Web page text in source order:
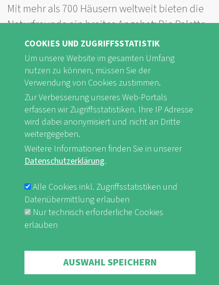
Mit mehr als 700 Häusern weltweit bieten die
Naturfreunde ein breites Angebot: Die Palette
reicht von Selbstversorgerhütten bis zu
Naturfreundehotels, von saisonal bis zu
ganzjährig bewirtschafteten Häusern, von
Häusern am Meeresstrand bis zu Hütten im
Hochgebirge. Sie sind lebendige Orte der
Begegnung, wo alle willkommen sind, die
Natur und Kultur erleben oder einfach nur
entspannen wollen.
... offen für alle
... familienfreundlich
Die Naturfreundehäuser bieten ...
COOKIES UND ZUGRIFFSSTATISTIK
Um unsere Website im gesamten Umfang
nutzen zu können, müssen Sie der
Verwendung von Cookies zustimmen.
Zur Verbesserung unseres Web-Portals
erfassen wir Zugriffsstatistiken. Ihre IP Adresse
wird dabei anonymisiert und nicht an Dritte
weitergegeben.
Weitere Informationen finden Sie in unserer
Datenschutzerklärung.
Alle Cookies inkl. Zugriffsstatistiken und
Datenübermittlung erlauben
Nur technisch erforderliche Cookies
erlauben
AUSWAHL SPEICHERN
Withdraw consent